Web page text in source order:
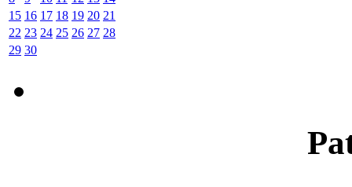
15 16 17 18 19 20 21
22 23 24 25 26 27 28
29 30